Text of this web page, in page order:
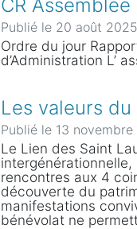
CR
Publié le 20 août
Ordre du jour
d’Administration L’
Les valeurs du
Publié le 13
Le Lien des Saint
rencontres aux 4
découverte du
manifestations
bénévolat ne